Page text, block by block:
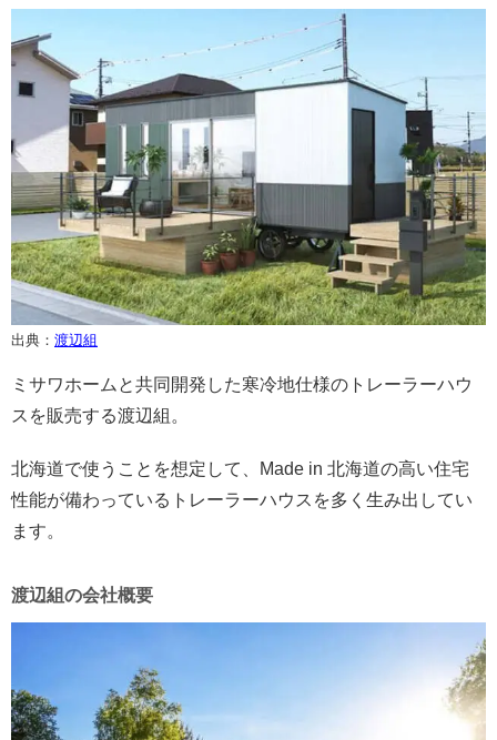
出典： 渡辺組
ミサワホームと共同開発した寒冷地仕様のトレーラーハウ
スを販売する渡辺組。
北海道で使うことを想定して、Made in 北海道の高い住宅
性能が備わっているトレーラーハウスを多く生み出してい
ます。
渡辺組の会社概要